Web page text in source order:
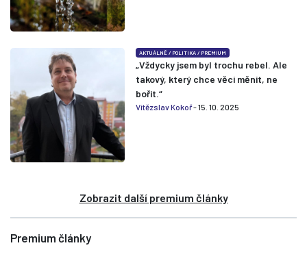
AKTUÁLNĚ /POLITIKA /PREMIUM
„Vždycky jsem byl trochu rebel. Ale
takový, který chce věci měnit, ne
bořit.“
Vítězslav Kokoř- 15. 10. 2025
Zobrazit další premium články
Premium články